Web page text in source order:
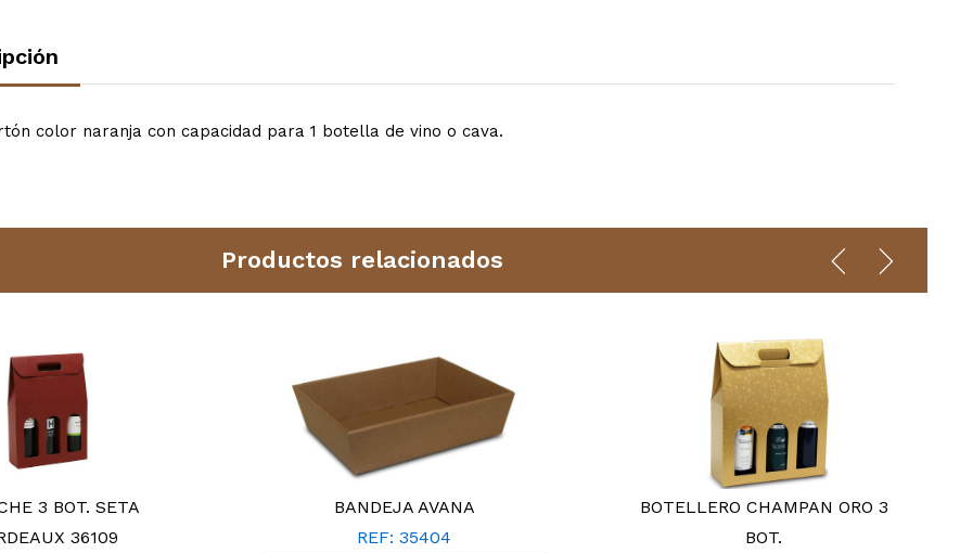
color naranja con capacidad para 1 botella de vino o cava.
Productos relacionados
3 BOT. SETA
36109
BANDEJA AVANA
REF: 35404
BOTELLERO CHAMPAN ORO 3
BOT.